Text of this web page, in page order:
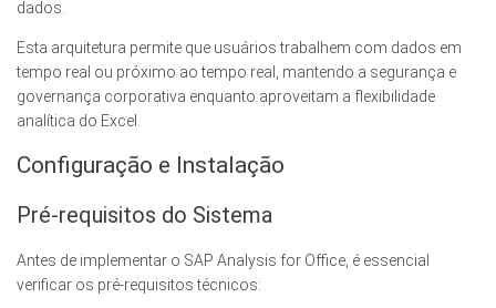
dados.
Esta arquitetura permite que usuários trabalhem com dados em
tempo real ou próximo ao tempo real, mantendo a segurança e
governança corporativa enquanto aproveitam a flexibilidade
analítica do Excel.
Configuração e Instalação
Pré-requisitos do Sistema
Antes de implementar o SAP Analysis for Office, é essencial
verificar os pré-requisitos técnicos: